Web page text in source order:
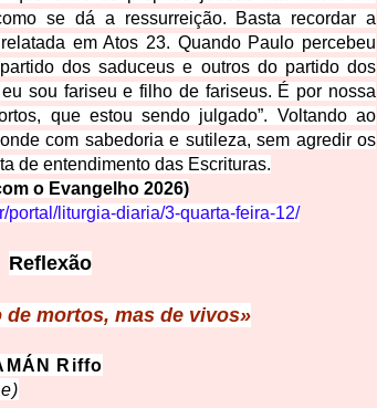
se dá a ressurreição. Basta recordar a
em Atos 23. Quando Paulo percebeu
dos saduceus e outros do partido dos
sou fariseu e filho de fariseus. É por nossa
que estou sendo julgado”. Voltando ao
com sabedoria e sutileza, sem agredir os
de entendimento das Escrituras.
o Evangelho 2026)
portal/liturgia-diaria/3-quarta-feira-12/
Reflexão
de mortos, mas de vivos»
Riffo